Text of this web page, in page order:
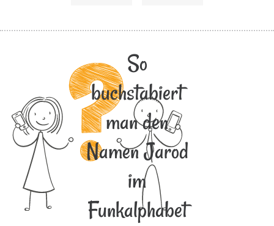
So
buchstabiert
man den
Namen Jarod
im
Funkalphabet